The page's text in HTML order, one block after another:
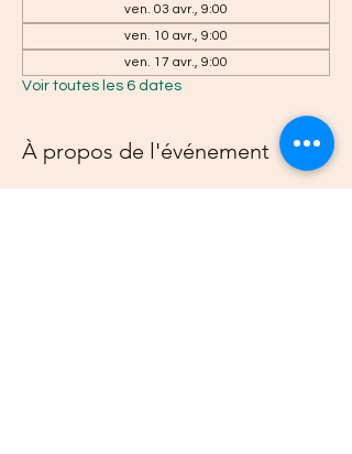
ven. 03 avr., 9:00
ven. 10 avr., 9:00
ven. 17 avr., 9:00
Voir toutes les 6 dates
À propos de l'événement